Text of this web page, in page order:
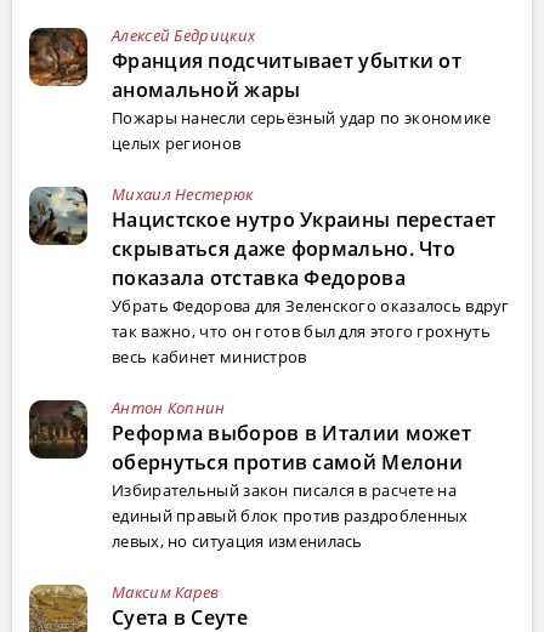
Алексей Бедрицких
Франция подсчитывает убытки от
аномальной жары
Пожары нанесли серьёзный удар по экономике
целых регионов
Михаил Нестерюк
Нацистское нутро Украины перестает
скрываться даже формально. Что
показала отставка Федорова
Убрать Федорова для Зеленского оказалось вдруг
так важно, что он готов был для этого грохнуть
весь кабинет министров
Антон Копнин
Реформа выборов в Италии может
обернуться против самой Мелони
Избирательный закон писался в расчете на
единый правый блок против раздробленных
левых, но ситуация изменилась
Максим Карев
Суета в Сеуте